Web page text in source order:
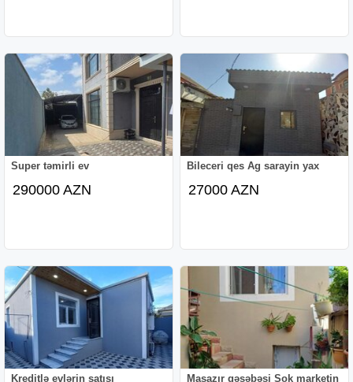
Super təmirli ev
290000 AZN
Bileceri qes Ag sarayin yax
27000 AZN
Kreditlə evlərin satışı
Masazır qəsəbəsi Şok marketin